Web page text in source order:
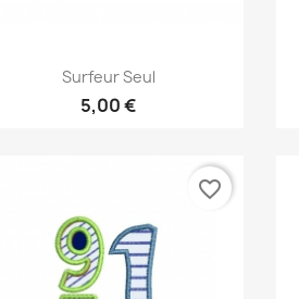
Aperçu rapide
Surfeur Seul
5,00 €
favorite_border